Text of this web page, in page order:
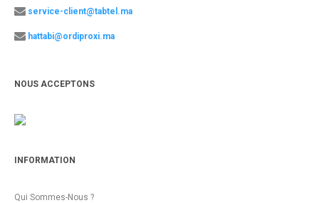
service-client@tabtel.ma
hattabi@ordiproxi.ma
NOUS ACCEPTONS
INFORMATION
Qui Sommes-Nous ?